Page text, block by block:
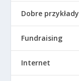
Dobre przykłady
Fundraising
Internet